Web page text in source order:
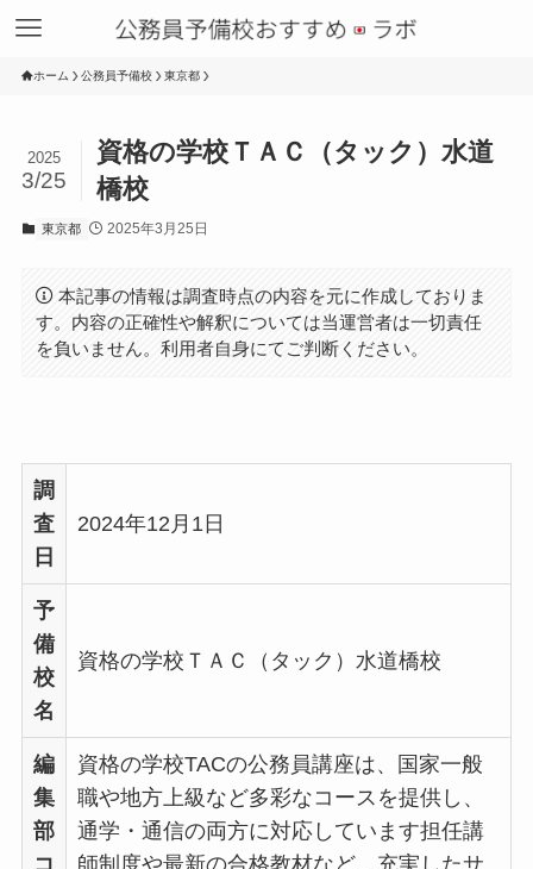
ホーム 公務員予備校 東京都
資格の学校ＴＡＣ（タック）水道
橋校
2025
3/25
東京都 2025年3月25日
本記事の情報は調査時点の内容を元に作成しておりま
す。内容の正確性や解釈については当運営者は一切責任
を負いません。利用者自身にてご判断ください。
調
査
日
2024年12月1日
予
備
校
名
資格の学校ＴＡＣ（タック）水道橋校
編
集
部
コ
資格の学校TACの公務員講座は、国家一般
職や地方上級など多彩なコースを提供し、
通学・通信の両方に対応しています担任講
師制度や最新の合格教材など、充実したサ